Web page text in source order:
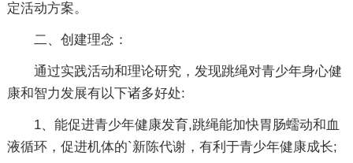
定活动方案。
二、创建理念：
通过实践活动和理论研究，发现跳绳对青少年身心健
康和智力发展有以下诸多好处:
1、能促进青少年健康发育,跳绳能加快胃肠蠕动和血
液循环，促进机体的`新陈代谢，有利于青少年健康成长;